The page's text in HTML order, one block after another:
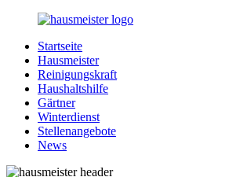
Zurück
Inhalt
Hausmeister.de
Alles
rund
Ihren
Haushalt
Startseite
Hausmeister
Reinigungskraft
Haushaltshilfe
Gärtner
Winterdienst
Stellenangebote
News